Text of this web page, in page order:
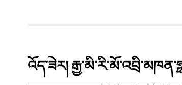
འོད་ཟེར།